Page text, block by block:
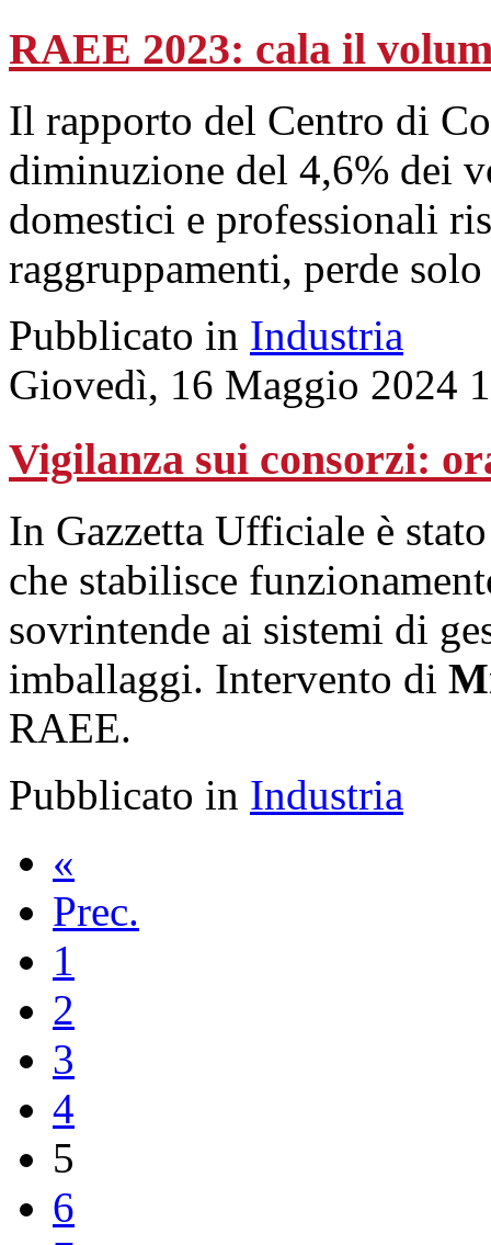
RAEE 2023: cala il
Il rapporto del Centro di
diminuzione del 4,6% dei
domestici e professionali
raggruppamenti, perde
Pubblicato in Industria
Giovedì, 16 Maggio 2024
Vigilanza sui consorzi:
In Gazzetta Ufficiale è
che stabilisce
sovrintende ai sistemi di
imballaggi. Intervento di
RAEE.
Pubblicato in Industria
«
Prec.
1
2
3
4
5
6